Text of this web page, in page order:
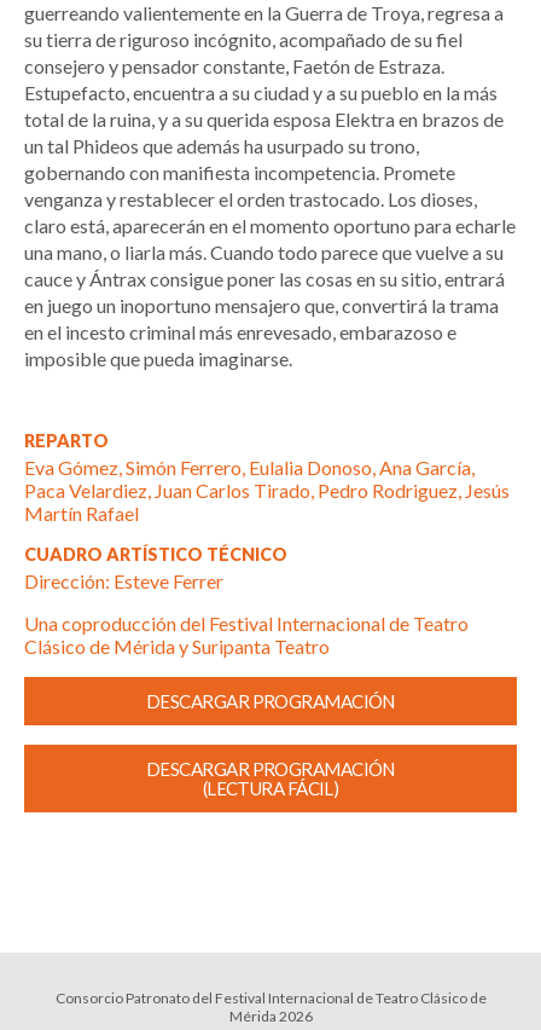
guerreando valientemente en la Guerra de Troya, regresa a
su tierra de riguroso incógnito, acompañado de su fiel
consejero y pensador constante, Faetón de Estraza.
Estupefacto, encuentra a su ciudad y a su pueblo en la más
total de la ruina, y a su querida esposa Elektra en brazos de
un tal Phideos que además ha usurpado su trono,
gobernando con manifiesta incompetencia. Promete
venganza y restablecer el orden trastocado. Los dioses,
claro está, aparecerán en el momento oportuno para echarle
una mano, o liarla más. Cuando todo parece que vuelve a su
cauce y Ántrax consigue poner las cosas en su sitio, entrará
en juego un inoportuno mensajero que, convertirá la trama
en el incesto criminal más enrevesado, embarazoso e
imposible que pueda imaginarse.
REPARTO
Eva Gómez, Simón Ferrero, Eulalia Donoso, Ana García,
Paca Velardiez, Juan Carlos Tirado, Pedro Rodriguez, Jesús
Martín Rafael
CUADRO ARTÍSTICO TÉCNICO
Dirección: Esteve Ferrer
Una coproducción del Festival Internacional de Teatro
Clásico de Mérida y Suripanta Teatro
DESCARGAR PROGRAMACIÓN
DESCARGAR PROGRAMACIÓN
(LECTURA FÁCIL)
Consorcio Patronato del Festival Internacional de Teatro Clásico de
Mérida 2026